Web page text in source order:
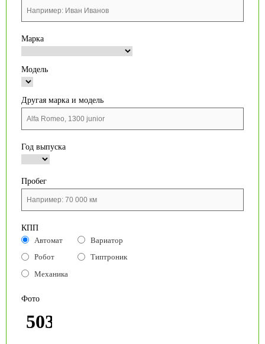
Марка
Модель
Другая марка и модель
Год выпуска
Пробег
КПП
Автомат
Вариатор
Робот
Типтроник
Механика
Фото